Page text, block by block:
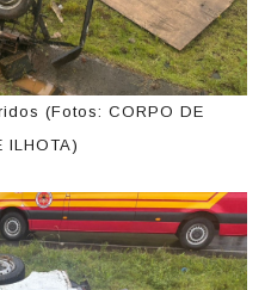
(Fotos: CORPO DE
ILHOTA)